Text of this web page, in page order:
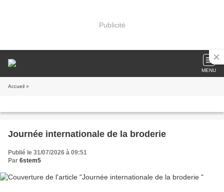
Publicité
MENU
Accueil »
Journée internationale de la broderie
Publié le 31/07/2026 à 09:51
Par 6stem5